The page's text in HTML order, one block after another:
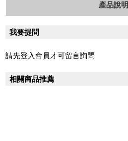
產品說明
我要提問
請先登入會員才可留言詢問
相關商品推薦